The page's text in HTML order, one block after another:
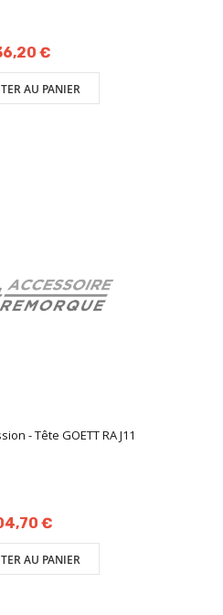
€
AU PANIER
- Tête GOETT RA J11
€
AU PANIER